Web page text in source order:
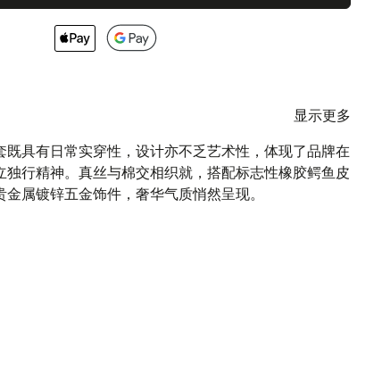
显示更多
既具有日常实穿性，设计亦不乏艺术性，体现了品牌在
行精神。真丝与棉交相织就，搭配标志性橡胶鳄鱼皮
属镀锌五金饰件，奢华气质悄然呈现。